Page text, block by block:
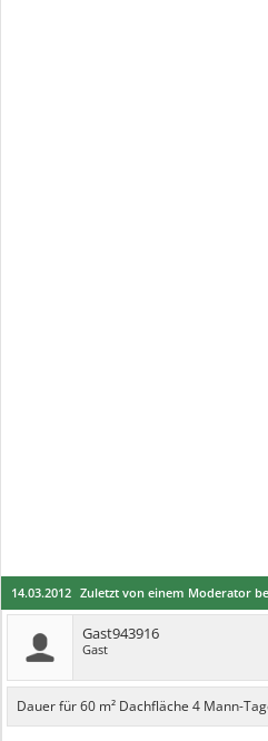
14.03.2012 Zuletzt von einem Moderator
Gast943916
Gast
Dauer für 60 m² Dachfläche 4 Mann-